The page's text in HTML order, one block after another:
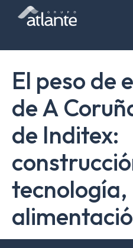
El peso de
de A
de Inditex:
tecnología,